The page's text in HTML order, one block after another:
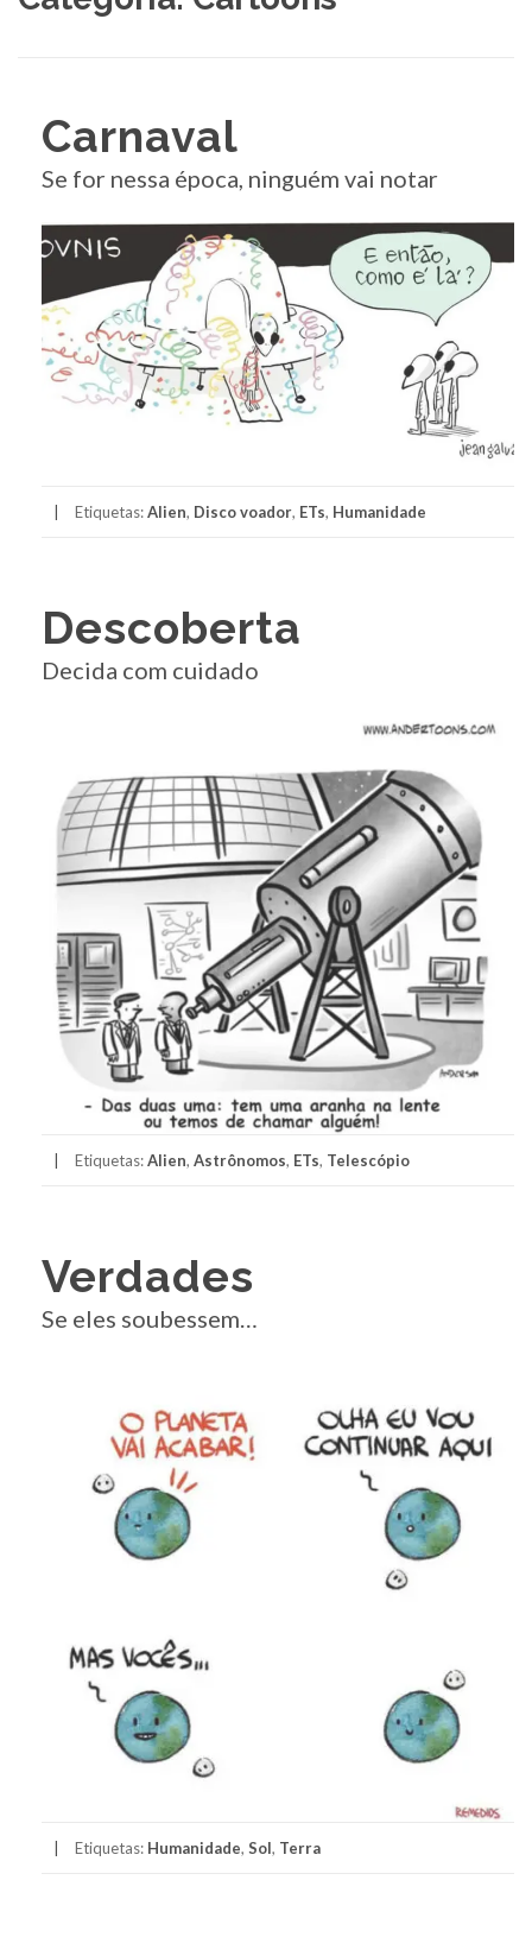
Carnaval
Se for nessa época, ninguém vai notar
Etiquetas:Alien, Disco voador, ETs, Humanidade
Descoberta
Decida com cuidado
Etiquetas:Alien, Astrônomos, ETs, Telescópio
Verdades
Se eles soubessem…
Etiquetas: Humanidade, Sol, Terra